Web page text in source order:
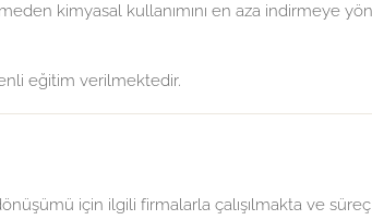
kimyasal kullanımını en aza indirmeye
eğitim verilmektedir.
için ilgili firmalarla çalışılmakta ve